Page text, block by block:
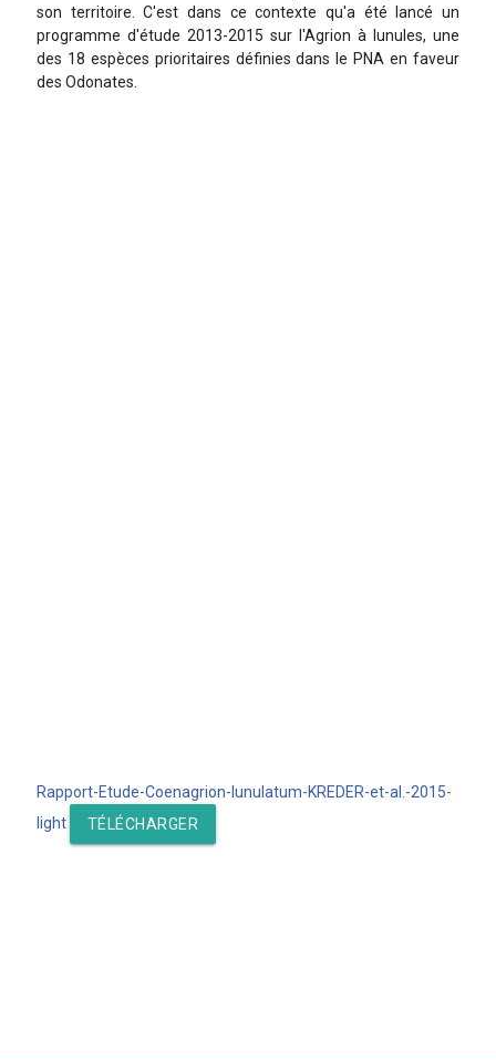
son territoire. C'est dans ce contexte qu'a été lancé un
programme d'étude 2013-2015 sur l'Agrion à lunules, une
des 18 espèces prioritaires définies dans le PNA en faveur
des Odonates.
Rapport-Etude-Coenagrion-lunulatum-KREDER-et-al.-2015-
light
TÉLÉCHARGER